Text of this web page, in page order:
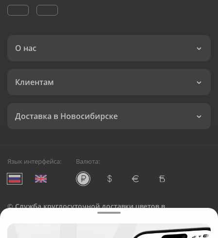
О нас
Клиентам
Доставка в Новосибирске
Язык интерфейса: Валюта:
©Служба круглосуточной доставки цветов в
Русский Букет, 2026